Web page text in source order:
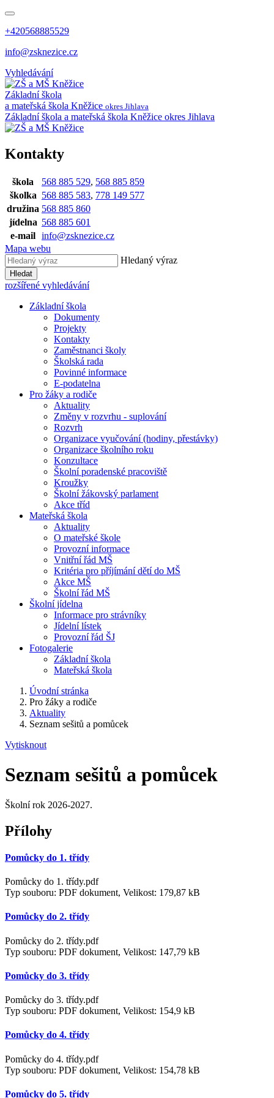
+420568885529
info@zsknezice.cz
Vyhledávání
Základní škola
a mateřská škola Kněžice okres Jihlava
Základní škola a mateřská škola Kněžice okres Jihlava
Kontakty
škola 568 885 529, 568 885 859
školka 568 885 583, 778 149 577
družina 568 885 860
jídelna 568 885 601
e-mail info@zsknezice.cz
Mapa webu
Hledaný výraz
Hledat
rozšířené vyhledávání
Základní škola
Dokumenty
Projekty
Kontakty
Zaměstnanci školy
Školská rada
Povinné informace
E-podatelna
Pro žáky a rodiče
Aktuality
Změny v rozvrhu - suplování
Rozvrh
Organizace vyučování (hodiny, přestávky)
Organizace školního roku
Konzultace
Školní poradenské pracoviště
Kroužky
Školní žákovský parlament
Akce tříd
Mateřská škola
Aktuality
O mateřské škole
Provozní informace
Vnitřní řád MŠ
Kritéria pro příjímání dětí do MŠ
Akce MŠ
Školní řád MŠ
Školní jídelna
Informace pro strávníky
Jídelní lístek
Provozní řád ŠJ
Fotogalerie
Základní škola
Mateřská škola
Úvodní stránka
Pro žáky a rodiče
Aktuality
Seznam sešitů a pomůcek
Vytisknout
Seznam sešitů a pomůcek
Školní rok 2026-2027.
Přílohy
Pomůcky do 1. třídy
Pomůcky do 1. třídy.pdf
Typ souboru: PDF dokument, Velikost: 179,87 kB
Pomůcky do 2. třídy
Pomůcky do 2. třídy.pdf
Typ souboru: PDF dokument, Velikost: 147,79 kB
Pomůcky do 3. třídy
Pomůcky do 3. třídy.pdf
Typ souboru: PDF dokument, Velikost: 154,9 kB
Pomůcky do 4. třídy
Pomůcky do 4. třídy.pdf
Typ souboru: PDF dokument, Velikost: 154,78 kB
Pomůcky do 5. třídy